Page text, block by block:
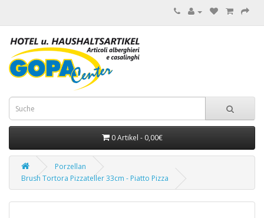
0 Artikel - 0,00€
Porzellan
Brush Tortora Pizzateller 33cm - Piatto Pizza